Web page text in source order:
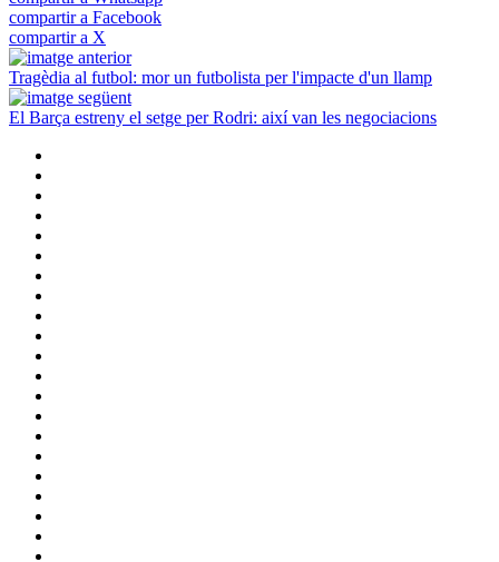
compartir a Facebook
compartir a X
Tragèdia al futbol: mor un futbolista per l'impacte d'un llamp
El Barça estreny el setge per Rodri: així van les negociacions